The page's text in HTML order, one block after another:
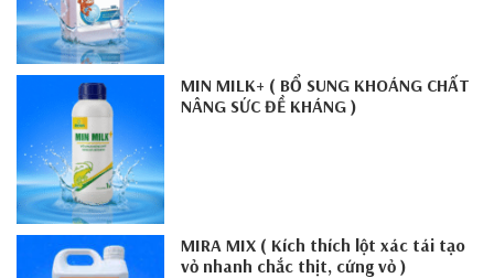
MIN MILK+ ( BỔ SUNG KHOÁNG CHẤT
NÂNG SỨC ĐỀ KHÁNG )
MIRA MIX ( Kích thích lột xác tái tạo
vỏ nhanh chắc thịt, cứng vỏ )